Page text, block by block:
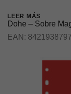
LEER MÁS
Dohe – Sobre
EAN: